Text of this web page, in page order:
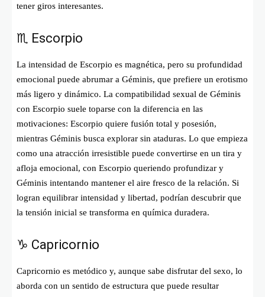
tener giros interesantes.
♏ Escorpio
La intensidad de Escorpio es magnética, pero su profundidad
emocional puede abrumar a Géminis, que prefiere un erotismo
más ligero y dinámico. La compatibilidad sexual de Géminis
con Escorpio suele toparse con la diferencia en las
motivaciones: Escorpio quiere fusión total y posesión,
mientras Géminis busca explorar sin ataduras. Lo que empieza
como una atracción irresistible puede convertirse en un tira y
afloja emocional, con Escorpio queriendo profundizar y
Géminis intentando mantener el aire fresco de la relación. Si
logran equilibrar intensidad y libertad, podrían descubrir que
la tensión inicial se transforma en química duradera.
♑ Capricornio
Capricornio es metódico y, aunque sabe disfrutar del sexo, lo
aborda con un sentido de estructura que puede resultar